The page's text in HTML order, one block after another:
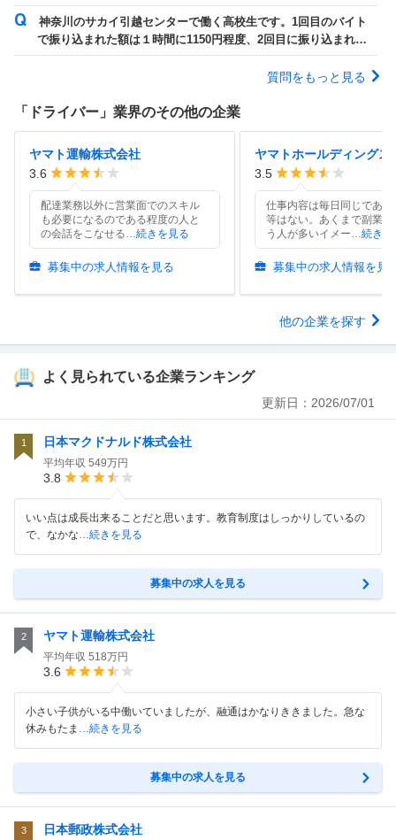
ょうか。
神奈川のサカイ引越センターで働く高校生です。1回目のバイト
で振り込まれた額は１時間に1150円程度、2回目に振り込まれた
額は1180円でした。５時間働いて...
質問をもっと見る
「 ドライバー 」業界のその他の企業
ヤマト運輸株式会社
3.6
配達業務以外に営業面でのスキル
も必要になるのである程度の人と
の会話をこなせる…続きを見る
募集中の求人情報を見る
ヤマトホールディングス
3.5
仕事内容は毎日同じであり
等はない。あくまで副業と
う人が多いイメー…続きを
募集中の求人情報を見
他の企業を探す
よく見られている企業ランキング
更新日： 2026/07/01
1 日本マクドナルド株式会社
平均年収 549万円
3.8
いい点は成長出来ることだと思います。教育制度はしっかりしているの
で、なかな…続きを見る
募集中の求人を見る
2 ヤマト運輸株式会社
平均年収 518万円
3.6
小さい子供がいる中働いていましたが、融通はかなりききました。急な
休みもたま …続きを見る
募集中の求人を見る
3 日本郵政株式会社